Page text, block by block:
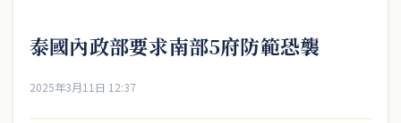
泰國內政部要求南部5府防範恐襲
2025年3月11日 12:37